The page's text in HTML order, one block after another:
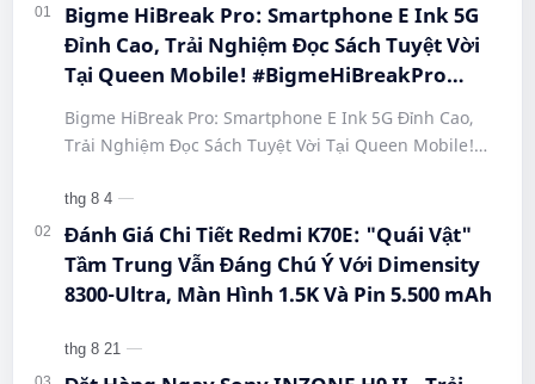
Bigme HiBreak Pro: Smartphone E Ink 5G
Đỉnh Cao, Trải Nghiệm Đọc Sách Tuyệt Vời
Tại Queen Mobile! #BigmeHiBreakPro
#SmartphoneEInk #QueenMobile
#HiBreakPro5G #DienThoaiDocSach
#CongNgheMoi #MuaSamThongMinh
#EInkPhone #5GSmartphone
Bigme HiBreak Pro: Smartphone E Ink 5G Đỉnh Cao,
Trải Nghiệm Đọc Sách Tuyệt Vời Tại Queen Mobile!
#Hi…
Đánh Giá Chi Tiết Redmi K70E: "Quái Vật"
Tầm Trung Vẫn Đáng Chú Ý Với Dimensity
8300-Ultra, Màn Hình 1.5K Và Pin 5.500 mAh